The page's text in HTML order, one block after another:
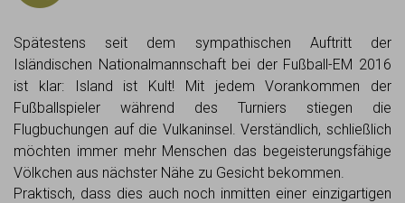
Spätestens seit dem sympathischen Auftritt der
Isländischen Nationalmannschaft bei der Fußball-EM 2016
ist klar: Island ist Kult! Mit jedem Vorankommen der
Fußballspieler während des Turniers stiegen die
Flugbuchungen auf die Vulkaninsel. Verständlich, schließlich
möchten immer mehr Menschen das begeisterungsfähige
Völkchen aus nächster Nähe zu Gesicht bekommen.
Praktisch, dass dies auch noch inmitten einer einzigartigen